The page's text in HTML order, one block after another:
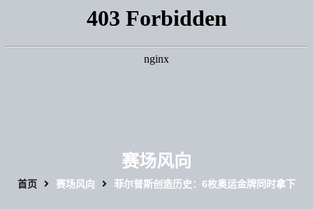
赛场风向
首页 赛场风向 菲尔普斯创造历史：6枚奥运金牌同时拿下